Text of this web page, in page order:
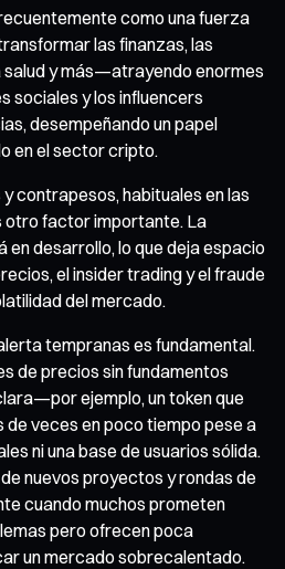
como una fuerza
las finanzas, las
salud y más—atrayendo enormes
sociales y los influencers
desempeñando un papel
en el sector cripto.
contrapesos, habituales en las
otro factor importante. La
en desarrollo, lo que deja espacio
el insider trading y el fraude
del mercado.
tempranas es fundamental.
de precios sin fundamentos
ejemplo, un token que
de veces en poco tiempo pese a
ni una base de usuarios sólida.
nuevos proyectos y rondas de
cuando muchos prometen
pero ofrecen poca
un mercado sobrecalentado.